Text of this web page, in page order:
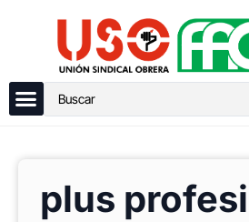
plus